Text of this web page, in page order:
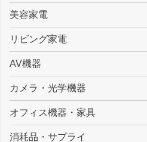
美容家電
リビング家電
AV機器
カメラ・光学機器
オフィス機器・家具
消耗品・サプライ